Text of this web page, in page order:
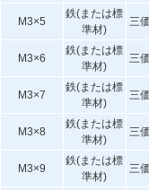
M3×5
鉄(または標
準材)
三
M3×6
鉄(または標
準材)
三
M3×7
鉄(または標
準材)
三
M3×8
鉄(または標
準材)
三
M3×9
鉄(または標
準材)
三